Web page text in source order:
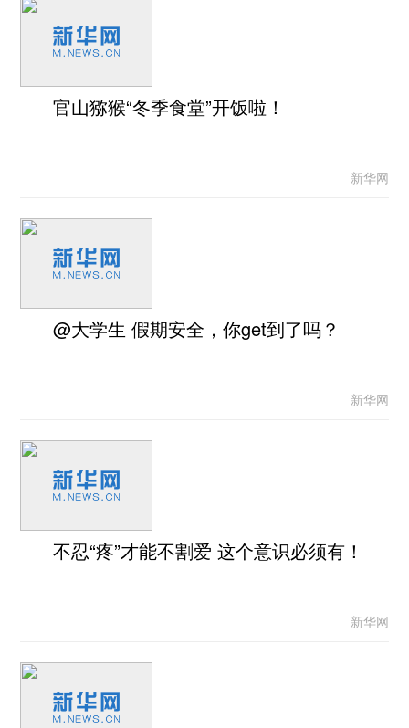
官山猕猴“冬季食堂”开饭啦！
新华网
@大学生 假期安全，你get到了吗？
新华网
不忍“疼”才能不割爱 这个意识必须有！
新华网